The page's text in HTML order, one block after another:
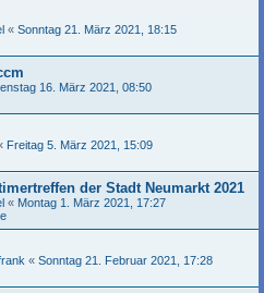
« Sonntag 21. März 2021, 18:15
16. März 2021, 08:50
Freitag 5. März 2021, 15:09
der Stadt Neumarkt 2021
« Montag 1. März 2021, 17:27
« Sonntag 21. Februar 2021, 17:28